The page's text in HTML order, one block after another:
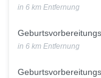
in 6 km Entfernung
in 6 km Entfernung